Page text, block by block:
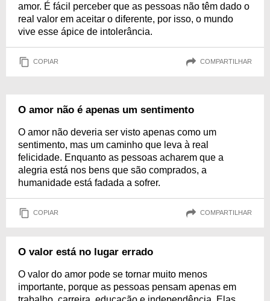
amor. É fácil perceber que as pessoas não têm dado o
real valor em aceitar o diferente, por isso, o mundo
vive esse ápice de intolerância.
COPIAR COMPARTILHAR
O amor não é apenas um sentimento
O amor não deveria ser visto apenas como um
sentimento, mas um caminho que leva à real
felicidade. Enquanto as pessoas acharem que a
alegria está nos bens que são comprados, a
humanidade está fadada a sofrer.
COPIAR COMPARTILHAR
O valor está no lugar errado
O valor do amor pode se tornar muito menos
importante, porque as pessoas pensam apenas em